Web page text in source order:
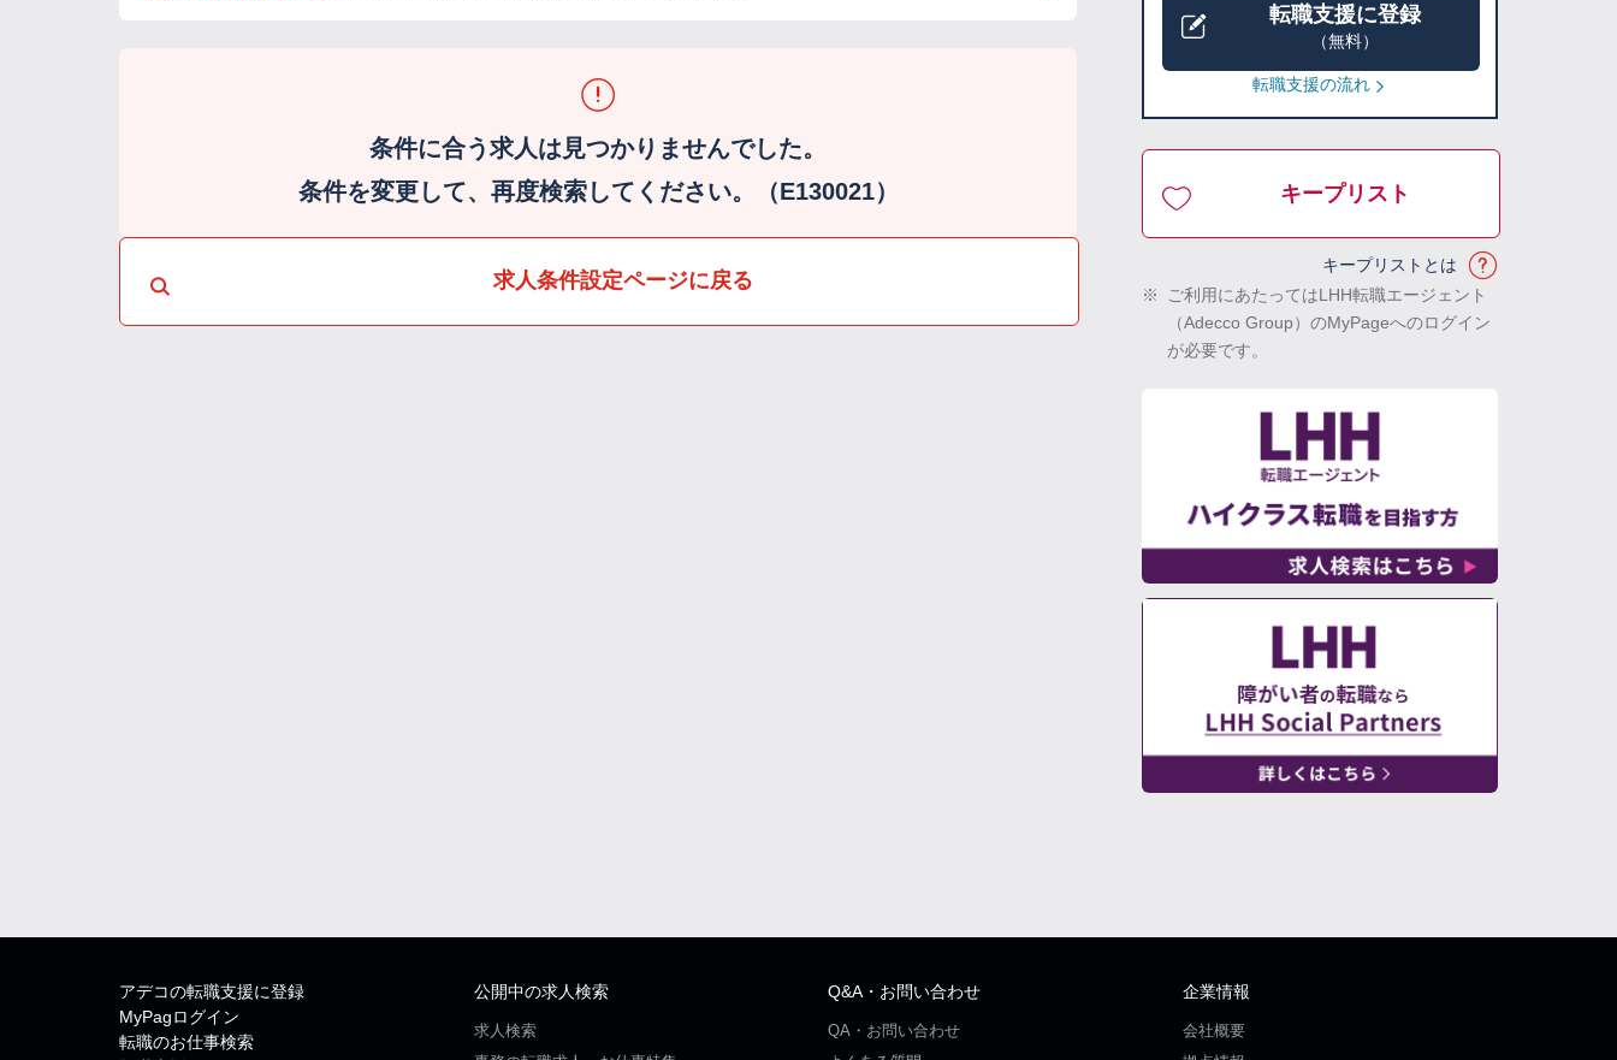
条件に合う求人は見つかりませんでした。
条件を変更して、再度検索してください。（E130021）
求人条件設定ページに戻る
転職支援に登録
（無料）
転職支援の流れ
キープリスト
キープリストとは
※
ご利用にあたってはLHH転職エージェント
（Adecco Group）のMyPageへのログイン
が必要です。
アデコの転職支援に登録
MyPagログイン
転職のお仕事検索
公開中の求人検索
求人検索
Q&A・お問い合わせ
QA・お問い合わせ
企業情報
会社概要